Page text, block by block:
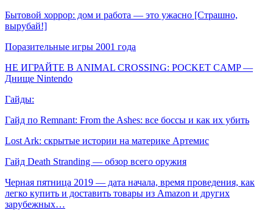
Бытовой хоррор: дом и работа — это ужасно [Страшно,
вырубай!]
Поразительные игры 2001 года
НЕ ИГРАЙТЕ В ANIMAL CROSSING: POCKET CAMP —
Днище Nintendo
Гайды:
Гайд по Remnant: From the Ashes: все боссы и как их убить
Lost Ark: скрытые истории на материке Артемис
Гайд Death Stranding — обзор всего оружия
Черная пятница 2019 — дата начала, время проведения, как
легко купить и доставить товары из Amazon и других
зарубежных…